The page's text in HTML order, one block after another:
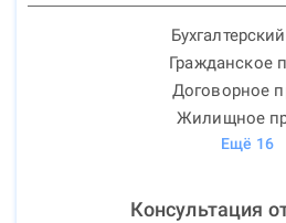
Гражданское
Договорное
Жилищное
Ещё 16
Консультация